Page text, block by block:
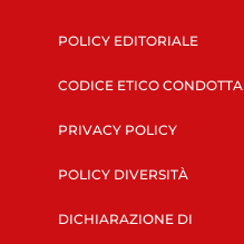
POLICY EDITORIALE
CODICE ETICO CONDOTTA
PRIVACY POLICY
POLICY DIVERSITÀ
DICHIARAZIONE DI